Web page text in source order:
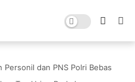
Personil dan PNS Polri Bebas